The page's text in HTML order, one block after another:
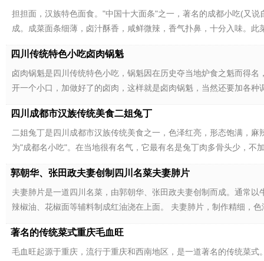
担担面，汉族特色面食。"中国十大面条"之一，著名的成都小吃(又
成。成菜面条细薄，卤汁酥香，咸鲜微辣，香气扑鼻，十分入味。此
四川传统特色小吃卤肉锅魁
卤肉锅魁是四川传统特色小吃，锅魁因在历史夺当地炉食之魁而得
开一个小口，加做好了的卤肉，这样就是卤肉锅魁，当然还要加各种
四川成都市汉族传统美食二姐兔丁
二姐兔丁是四川成都市汉族传统美食之一，色泽红亮，形态饱满，
为"成都名小吃"。在当地很有名气，它最有名是兔丁肉多骨头少，不
郭朝华、张田政夫妻创制四川名菜夫妻肺片
夫妻肺片是一道四川名菜，由郭朝华、张田政夫妻创制而成。通常
辣椒油、花椒面等辅料制成红油浇在上面。 夫妻肺片，制作精细，
著名的传统菜式重庆毛血旺
毛血旺起源于重庆，流行于重庆和西南地区，是一道著名的传统菜